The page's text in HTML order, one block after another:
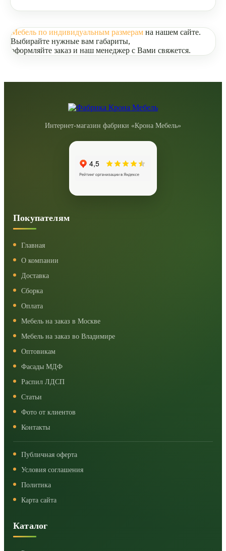
Мебель по индивидуальным размерам на нашем сайте.
Выбирайте нужные вам габариты,
оформляйте заказ и наш менеджер с Вами свяжется.
Интернет-магазин фабрики «Крона Мебель»
Покупателям
Главная
О компании
Доставка
Сборка
Оплата
Мебель на заказ в Москве
Мебель на заказ во Владимире
Оптовикам
Фасады МДФ
Распил ЛДСП
Статьи
Фото от клиентов
Контакты
Публичная оферта
Условия соглашения
Политика
Карта сайта
Каталог